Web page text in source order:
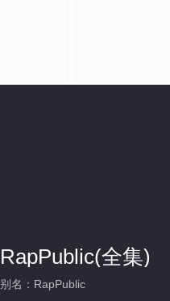
RapPublic(全集)
别名：RapPublic